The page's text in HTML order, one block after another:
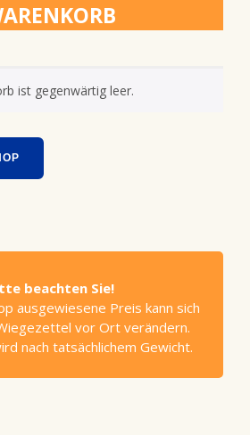
ist gegenwärtig leer.
beachten Sie!
ausgewiesene Preis kann sich
vor Ort verändern.
nach tatsächlichem Gewicht.